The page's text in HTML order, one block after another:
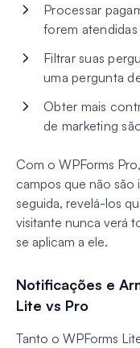
Processar
forem atendidas
Filtrar suas
uma pergunta
Obter mais
de marketing
Com o WPForms
campos que não são
seguida, revelá-los
visitante nunca verá
se aplicam a ele.
Notificações e
Lite vs Pro
Tanto o WPForms